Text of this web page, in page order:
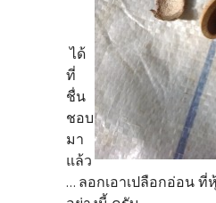
ได้
ที่
ชื่น
ชอบ
มา
แล้ว
... ลอกเอาเปลือกอ่อน